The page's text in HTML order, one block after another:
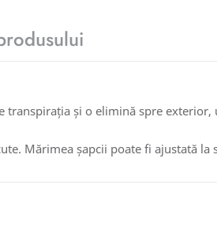
transpirația și o elimină spre
Mărimea șapcii poate fi ajustată la